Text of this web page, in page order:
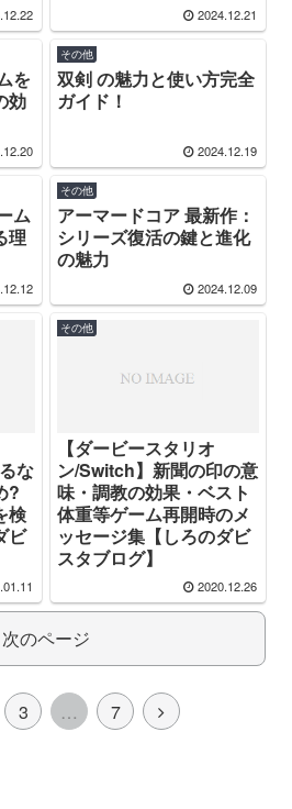
2024.12.21
を
効
その他
双剣 の魅力と使い方完全
ガイド！
2024.12.19
ム
理
その他
アーマードコア 最新作：
シリーズ復活の鍵と進化
の魅力
2024.12.09
な
?
検
ビ
その他
【ダービースタリオ
ン/Switch】新聞の印の意
味・調教の効果・ベスト
体重等ゲーム再開時のメ
ッセージ集【しろのダビ
スタブログ】
2020.12.26
次のページ
3 … 7